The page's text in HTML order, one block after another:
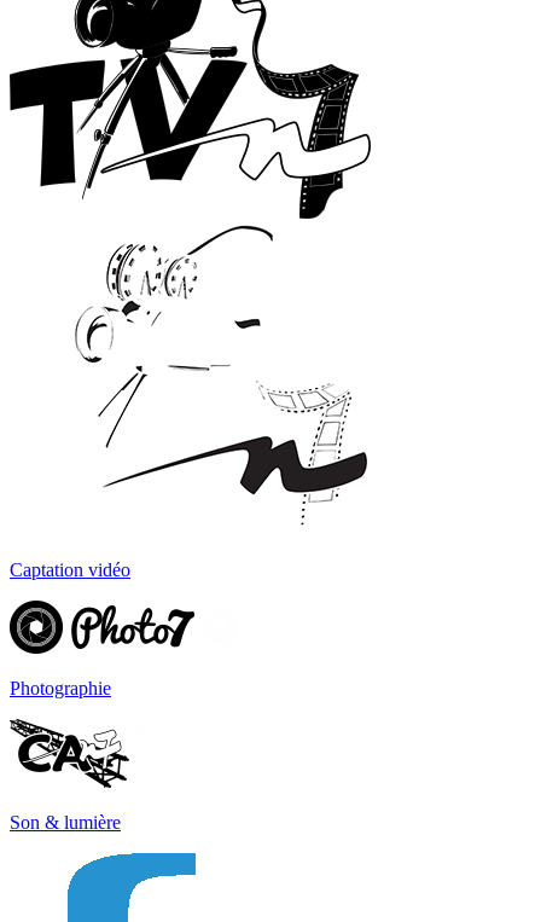
Captation vidéo
Photographie
Son & lumière